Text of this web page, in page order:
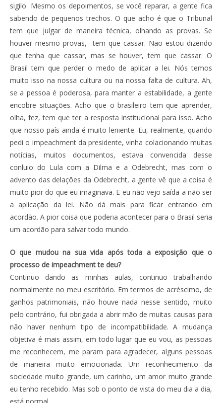
sigilo. Mesmo os depoimentos, se você reparar, a gente fica
sabendo de pequenos trechos. O que acho é que o Tribunal
tem que julgar de maneira técnica, olhando as provas. Se
houver mesmo provas, tem que cassar. Não estou dizendo
que tenha que cassar, mas se houver, tem que cassar. O
Brasil tem que perder o medo de aplicar a lei. Nós temos
muito isso na nossa cultura ou na nossa falta de cultura. Ah,
se a pessoa é poderosa, para manter a estabilidade, a gente
encobre situações. Acho que o brasileiro tem que aprender,
olha, fez, tem que ter a resposta institucional para isso. Acho
que nosso país ainda é muito leniente. Eu, realmente, quando
pedi o impeachment da presidente, vinha colacionando muitas
notícias, muitos documentos, estava convencida desse
conluio do Lula com a Dilma e a Odebrecht, mas com o
advento das delações da Odebrecht, a gente vê que a coisa é
muito pior do que eu imaginava. E eu não vejo saída a não ser
a aplicação da lei. Não dá mais para ficar entrando em
acordão. A pior coisa que poderia acontecer para o Brasil seria
um acordão para salvar todo mundo.
O que mudou na sua vida após toda a exposição que o
processo de impeachment te deu?
Continuo dando as minhas aulas, continuo trabalhando
normalmente no meu escritório. Em termos de acréscimo, de
ganhos patrimoniais, não houve nada nesse sentido, muito
pelo contrário, fui obrigada a abrir mão de muitas causas para
não haver nenhum tipo de incompatibilidade. A mudança
objetiva é mais assim, em todo lugar que eu vou, as pessoas
me reconhecem, me param para agradecer, alguns pessoas
de maneira muito emocionada. Um reconhecimento da
sociedade muito grande, um carinho, um amor muito grande
eu tenho recebido. Mas sob o ponto de vista do meu dia a dia,